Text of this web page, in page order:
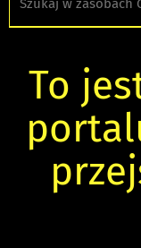
To